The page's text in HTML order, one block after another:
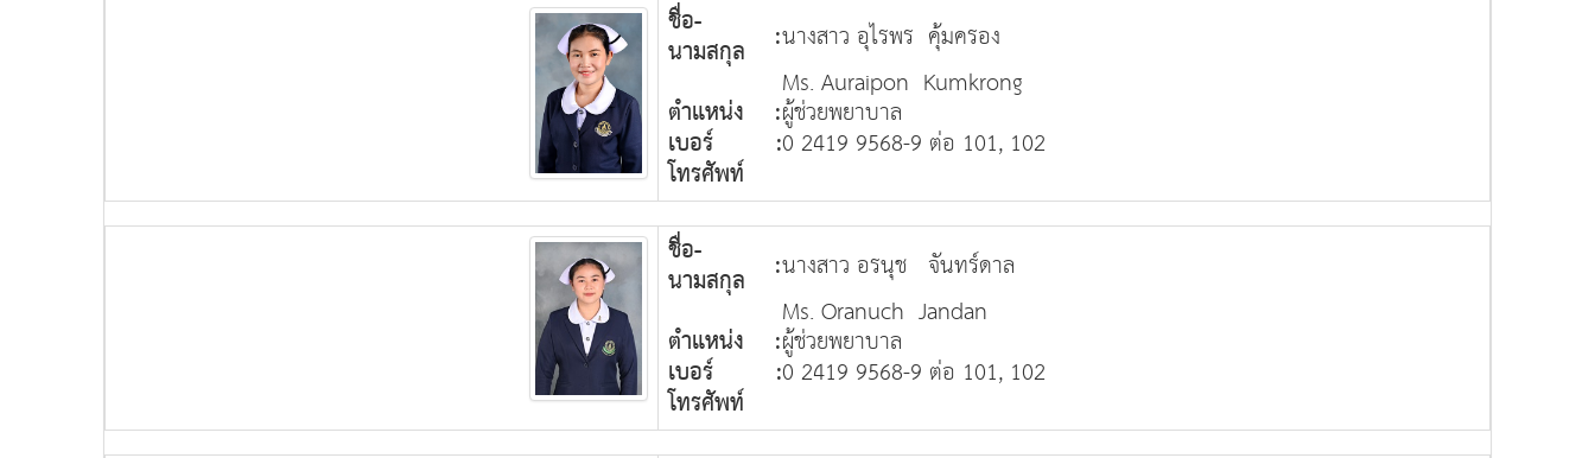
ชื่อ-
นามสกุล :นางสาว อุไรพร คุ้มครอง
Ms. Auraipon Kumkrong
ตำแหน่ง :ผู้ช่วยพยาบาล
เบอร์
โทรศัพท์
:0 2419 9568-9 ต่อ 101, 102
ชื่อ-
นามสกุล :นางสาว อรนุช จันทร์ดาล
Ms. Oranuch Jandan
ตำแหน่ง :ผู้ช่วยพยาบาล
เบอร์
โทรศัพท์
:0 2419 9568-9 ต่อ 101, 102